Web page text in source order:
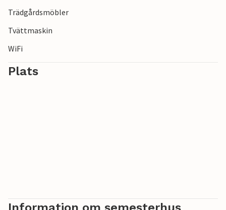
Trädgårdsmöbler
Tvättmaskin
WiFi
Plats